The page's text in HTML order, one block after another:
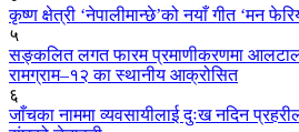
कृष्ण क्षेत्री ‘नेपालीमान्छे’को नयाँ गीत ‘मन
५
सङ्कलित लगत फारम प्रमाणीकरणमा आलटाल
रामग्राम–१२ का स्थानीय आक्रोसित
६
जाँचका नाममा व्यवसायीलाई दुःख नदिन